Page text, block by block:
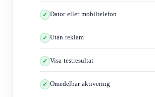
När du kör bil i de fall jag nämnde här
att agera
Du måste anpassa din hastighet efter vägen och
och du måste också lägga stor vikt vid när
särskilt dåliga.
Inne i städer, i närvaro av fotgängare och
och handla som situationen
Dator eller mobiltelefon
Utan reklam
Visa testresultat
Omedelbar aktivering